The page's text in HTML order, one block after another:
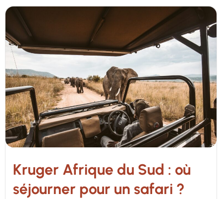
Kruger Afrique du Sud : où
séjourner pour un safari ?